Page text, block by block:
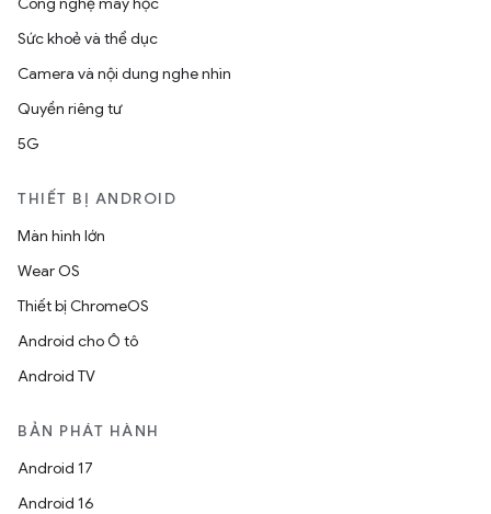
Sức khoẻ và thể dục
Camera và nội dung nghe nhìn
Quyền riêng tư
5G
THIẾT BỊ ANDROID
Màn hình lớn
Wear OS
Thiết bị ChromeOS
Android cho Ô tô
Android TV
BẢN PHÁT HÀNH
Android 17
Android 16